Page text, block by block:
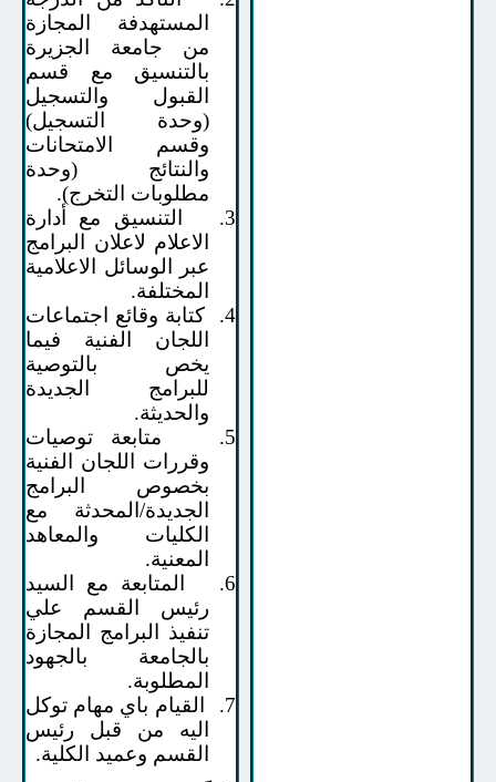
المستهدفة المجازة
من جامعة الجزيرة
بالتنسيق مع قسم
القبول والتسجيل
(وحدة التسجيل)
وقسم الامتحانات
والنتائج (وحدة
مطلوبات التخرج).
التنسيق مع أدارة
الاعلام لاعلان البرامج
عبر الوسائل الاعلامية
المختلفة.
كتابة وقائع اجتماعات
اللجان الفنية فيما
يخص بالتوصية
للبرامج الجديدة
والحديثة.
متابعة توصيات
وقررات اللجان الفنية
بخصوص البرامج
الجديدة/المحدثة مع
الكليات والمعاهد
المعنية.
المتابعة مع السيد
رئيس القسم علي
تنفيذ البرامج المجازة
بالجامعة بالجهود
المطلوبة.
القيام باي مهام توكل
اليه من قبل رئيس
القسم وعميد الكلية.